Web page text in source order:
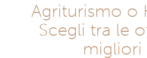
Agriturismo o
Scegli tra le
migliori